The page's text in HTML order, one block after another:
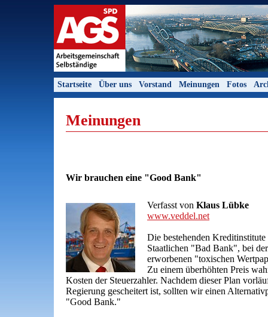
Startseite Über uns Vorstand Meinungen Fotos
Meinungen
Wir brauchen eine "Good Bank"
Verfasst von Klaus Lübke
www.veddel.net
Die bestehenden
Staatlichen "Bad Bank", bei
erworbenen "toxischen
Zu einem überhöhten Preis
Kosten der Steuerzahler. Nachdem dieser Plan
Regierung gescheitert ist, sollten wir einen
"Good Bank."